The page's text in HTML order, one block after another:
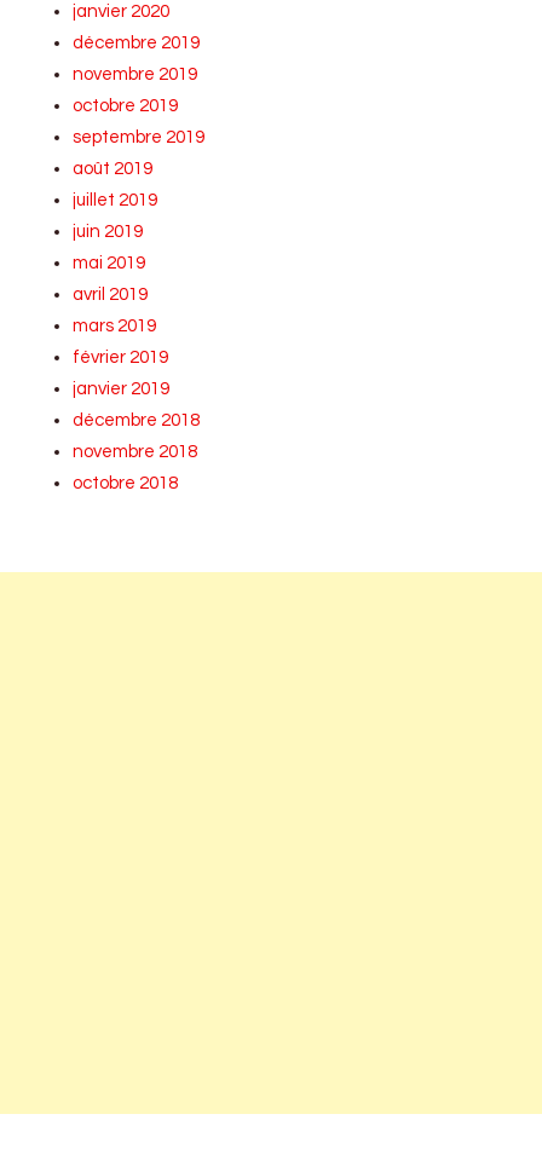
janvier 2020
décembre 2019
novembre 2019
octobre 2019
septembre 2019
août 2019
juillet 2019
juin 2019
mai 2019
avril 2019
mars 2019
février 2019
janvier 2019
décembre 2018
novembre 2018
octobre 2018